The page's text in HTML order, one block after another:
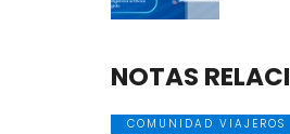
NOTAS
COMUNIDAD VIAJEROS